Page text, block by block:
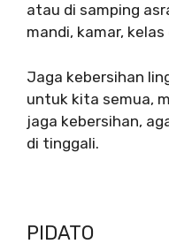
atau di samping
mandi, kamar,
Jaga kebersihan
untuk kita semua,
jaga kebersihan,
di tinggali.
PIDATO